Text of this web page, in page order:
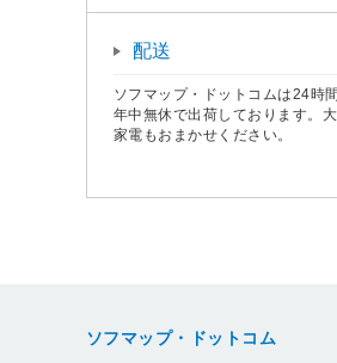
配送
ソフマップ・ドットコムは24時間
年中無休で出荷しております。
家電もおまかせください。
ソフマップ・ドットコム